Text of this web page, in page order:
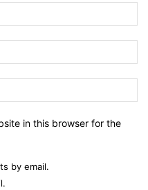
in this browser for the
by email.